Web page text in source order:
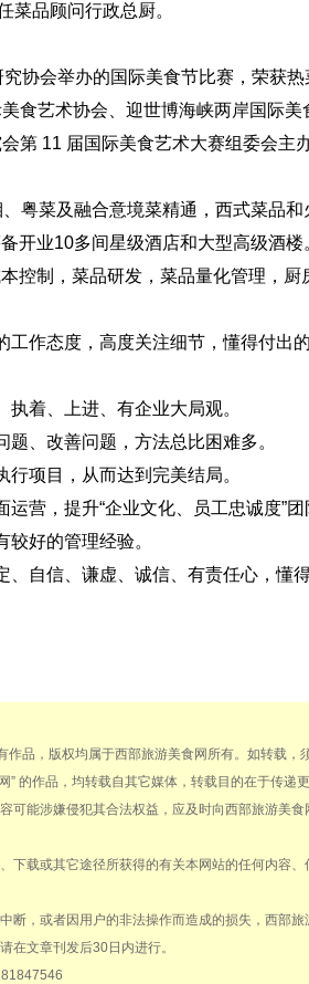
菜品顾问行政总厨。
协会举办的国际美食节比赛，荣获热
食艺术协会、迎世博海峡两岸国际美
第 11 届国际美食艺术大赛组委会主
粤菜及融合意境菜精通，西式菜品
开业10多间星级酒店和大型高级酒
控制，菜品研发，菜品量化管理，厨
工作态度，高度关注细节，懂得付出
着、上进、有企业大局观。
、改善问题，方法总比困难多。
项目，从而达到完美结局。
营，提升“企业文化、员工忠诚度”团
好的管理经验。
自信、谦虚、诚信、有责任心，懂
作品，版权均属于西部旅游美食网所有。如转载，
” 的作品，均转载自其它媒体，转载目的在于传递
可能涉嫌侵犯其合法权益，应及时向西部旅游美
下载或其它途径所获得的有关本网站的任何内容
断，或者因用户的非法操作而造成的损失，西部旅
在文章刊发后30日内进行。